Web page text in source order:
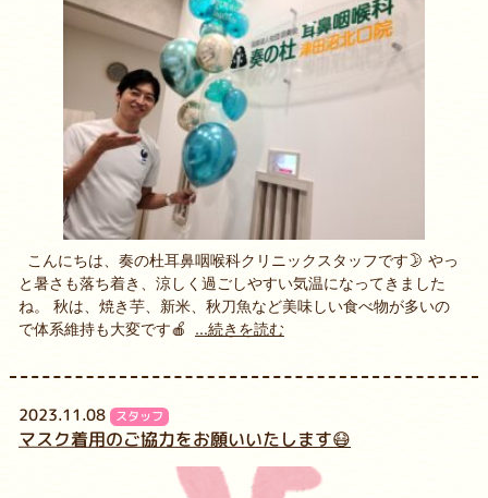
こんにちは、奏の杜耳鼻咽喉科クリニックスタッフです🌛 やっ
と暑さも落ち着き、涼しく過ごしやすい気温になってきました
ね。 秋は、焼き芋、新米、秋刀魚など美味しい食べ物が多いの
で体系維持も大変です🍎 ...続きを読む
2023.11.08 スタッフ
マスク着用のご協力をお願いいたします😷